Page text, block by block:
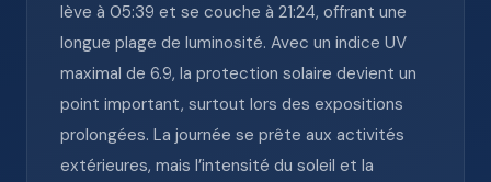
lève à 05:39 et se couche à 21:24, offrant une
longue plage de luminosité. Avec un indice UV
maximal de 6.9, la protection solaire devient un
point important, surtout lors des expositions
prolongées. La journée se prête aux activités
extérieures, mais l’intensité du soleil et la